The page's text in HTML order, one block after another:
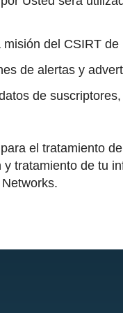
del CSIRT
de alertas y
de
el tratamiento
y tratamiento de tu